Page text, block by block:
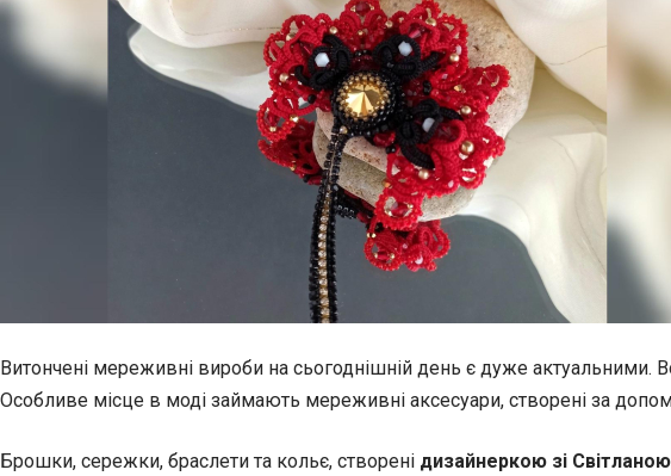
Витончені мереживні вироби на сьогоднішній день є дуже
Особливе місце в моді займають мереживні аксесуари, створені за
Брошки, сережки, браслети та кольє, створені дизайнеркою зі